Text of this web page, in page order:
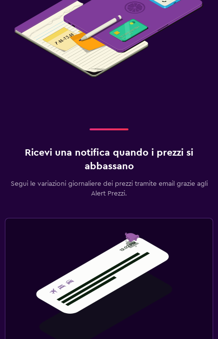
Ricevi una notifica quando i prezzi si
abbassano
Segui le variazioni giornaliere dei prezzi tramite email grazie agli
Alert Prezzi.